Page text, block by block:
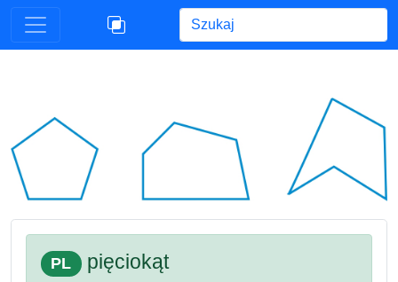
Begin typing for results.
PL pięciokąt